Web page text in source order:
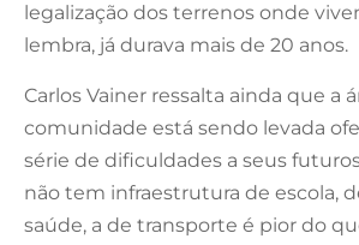
legalização dos terrenos onde
lembra, já durava mais de 20 anos.
Carlos Vainer ressalta ainda que a
comunidade está sendo levada
série de dificuldades a seus
não tem infraestrutura de escola,
saúde, a de transporte é pior do